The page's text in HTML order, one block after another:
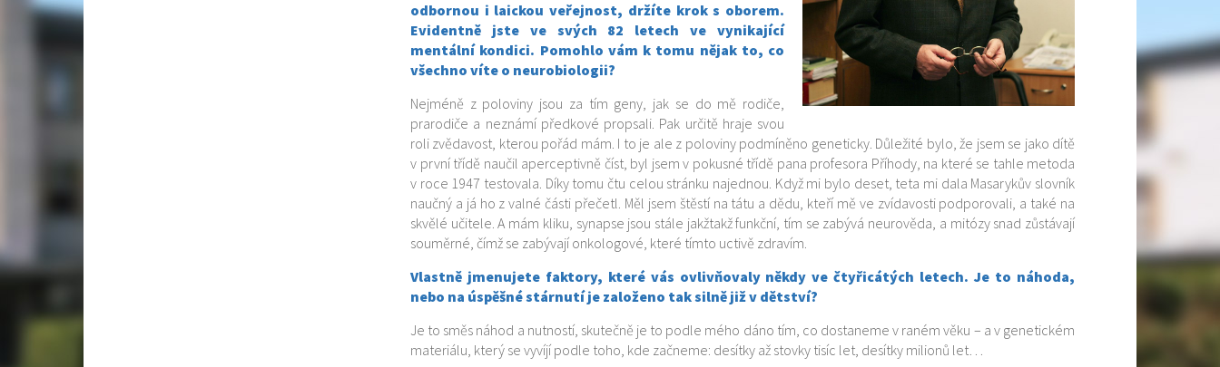
odbornou i laickou veřejnost, držíte krok s oborem.
Evidentně jste ve svých 82 letech ve vynikající
mentální kondici. Pomohlo vám k tomu nějak to, co
všechno víte o neurobiologii?
Nejméně z poloviny jsou za tím geny, jak se do mě rodiče,
prarodiče a neznámí předkové propsali. Pak určitě hraje svou
roli zvědavost, kterou pořád mám. I to je ale z poloviny podmíněno geneticky. Důležité bylo, že jsem se jako dítě
v první třídě naučil aperceptivně číst, byl jsem v pokusné třídě pana profesora Příhody, na které se tahle metoda
v roce 1947 testovala. Díky tomu čtu celou stránku najednou. Když mi bylo deset, teta mi dala Masarykův slovník
naučný a já ho z valné části přečetl. Měl jsem štěstí na tátu a dědu, kteří mě ve zvídavosti podporovali, a také na
skvělé učitele. A mám kliku, synapse jsou stále jakžtakž funkční, tím se zabývá neurověda, a mitózy snad zůstávají
souměrné, čímž se zabývají onkologové, které tímto uctivě zdravím.
Vlastně jmenujete faktory, které vás ovlivňovaly někdy ve čtyřicátých letech. Je to náhoda,
nebo na úspěšné stárnutí je založeno tak silně již v dětství?
Je to směs náhod a nutností, skutečně je to podle mého dáno tím, co dostaneme v raném věku – a v genetickém
materiálu, který se vyvíjí podle toho, kde začneme: desítky až stovky tisíc let, desítky milionů let…